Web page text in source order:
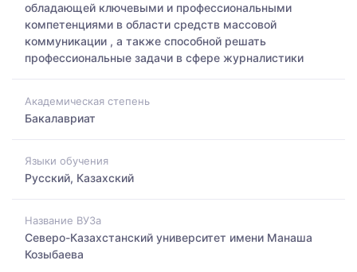
обладающей ключевыми и профессиональными
компетенциями в области средств массовой
коммуникации , а также способной решать
профессиональные задачи в сфере журналистики
Академическая степень
Бакалавриат
Языки обучения
Русский, Казахский
Название ВУЗа
Северо-Казахстанский университет имени Манаша
Козыбаева